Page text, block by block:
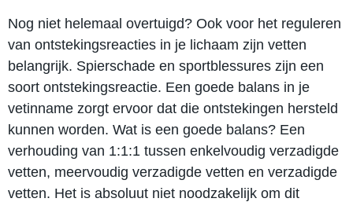
Nog niet helemaal overtuigd? Ook voor het reguleren
van ontstekingsreacties in je lichaam zijn vetten
belangrijk. Spierschade en sportblessures zijn een
soort ontstekingsreactie. Een goede balans in je
vetinname zorgt ervoor dat die ontstekingen hersteld
kunnen worden. Wat is een goede balans? Een
verhouding van 1:1:1 tussen enkelvoudig verzadigde
vetten, meervoudig verzadigde vetten en verzadigde
vetten. Het is absoluut niet noodzakelijk om dit